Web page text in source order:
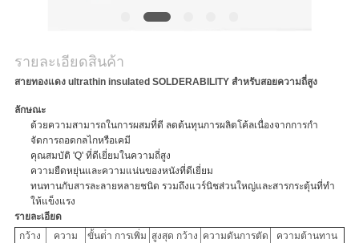
รายละเอียดสินค้า
สายทองแดง ultrathin insulated SOLDERABILITY สําหรับสอยความถี่สูง
ลักษณะ
ด้วยความสามารถในการผสมที่ดี ลดต้นทุนการผลิตโค้ลเนื่องจากการกํา
จัดการถอดกลไกหรือเคมี
คุณสมบัติ 'Q' ที่ดีเยี่ยมในความถี่สูง
ความยืดหยุ่นและความแน่นของหนังที่ดีเยี่ยม
ทนทานกับสารละลายหลายชนิด รวมถึงแวร์นิชส่วนใหญ่และสารกระตุ้นที่ทํา
ให้แข็งแรง
รายละเอียด
กว้าง
ความ
ขั้นต่ํา การเพิ่ม สูงสุด กว้าง ความดันการตัด
ความต้านทาน